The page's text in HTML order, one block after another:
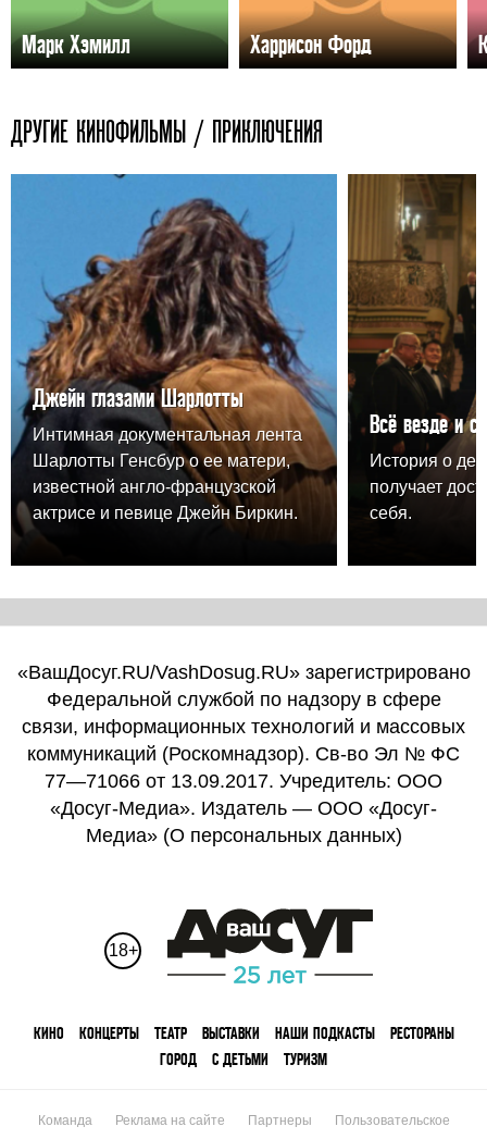
Марк Хэмилл Харрисон Форд
ДРУГИЕ КИНОФИЛЬМЫ / ПРИКЛЮЧЕНИЯ
Джейн глазами Шарлотты
Интимная документальная лента
Шарлотты Генсбур о ее матери,
известной англо-французской
актрисе и певице Джейн Биркин.
Всё везде и
История о
получает
себя.
«ВашДосуг.RU/VashDosug.RU» зарегистрировано
Федеральной службой по надзору в сфере
связи, информационных технологий и массовых
коммуникаций (Роскомнадзор). Св-во Эл № ФС
77—71066 от 13.09.2017. Учредитель: ООО
«Досуг-Медиа». Издатель — ООО «Досуг-
Медиа» (О персональных данных)
18+
КИНО КОНЦЕРТЫ ТЕАТР ВЫСТАВКИ НАШИ ПОДКАСТЫ
РЕСТОРАНЫ
ГОРОД
С ДЕТЬМИ ТУРИЗМ
Команда Реклама на сайте Партнеры
Пользовательское